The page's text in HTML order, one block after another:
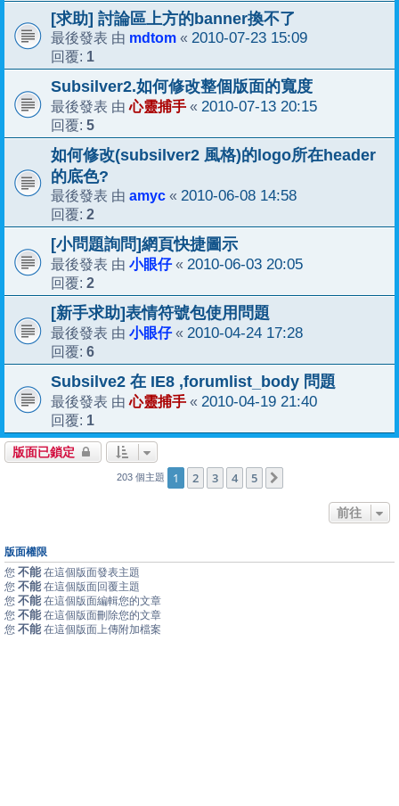
[求助] 討論區上方的banner換不了
最後發表 由 mdtom « 2010-07-23 15:09
回覆: 1
Subsilver2.如何修改整個版面的寬度
最後發表 由心靈捕手 « 2010-07-13 20:15
回覆: 5
如何修改(subsilver2 風格)的logo所在header
的底色?
最後發表 由 amyc « 2010-06-08 14:58
回覆: 2
[小問題詢問]網頁快捷圖示
最後發表 由 小眼仔« 2010-06-03 20:05
回覆: 2
[新手求助]表情符號包使用問題
最後發表 由 小眼仔« 2010-04-24 17:28
回覆: 6
Subsilve2 在 IE8 ,forumlist_body 問題
最後發表 由心靈捕手 « 2010-04-19 21:40
回覆: 1
版面已鎖定
203 個主題 1 2 3 4 5
前往
版面權限
您 不能 在這個版面發表主題
您 不能 在這個版面回覆主題
您 不能 在這個版面編輯您的文章
您 不能 在這個版面刪除您的文章
您 不能 在這個版面上傳附加檔案